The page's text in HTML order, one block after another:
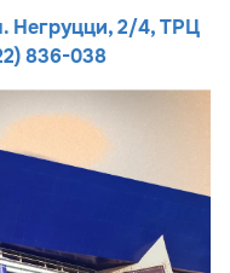
Негруцци, 2/4, ТРЦ
836-038